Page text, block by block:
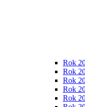
Rok
Rok
Rok
Rok
Rok